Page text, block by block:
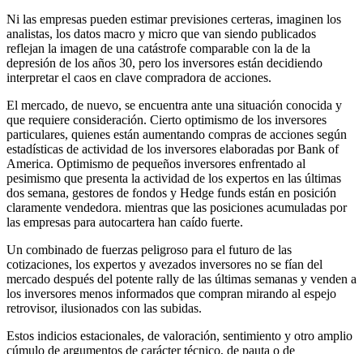
Ni las empresas pueden estimar previsiones certeras, imaginen los
analistas, los datos macro y micro que van siendo publicados
reflejan la imagen de una catástrofe comparable con la de la
depresión de los años 30, pero los inversores están decidiendo
interpretar el caos en clave compradora de acciones.
El mercado, de nuevo, se encuentra ante una situación conocida y
que requiere consideración. Cierto optimismo de los inversores
particulares, quienes están aumentando compras de acciones según
estadísticas de actividad de los inversores elaboradas por Bank of
America. Optimismo de pequeños inversores enfrentado al
pesimismo que presenta la actividad de los expertos en las últimas
dos semana, gestores de fondos y Hedge funds están en posición
claramente vendedora. mientras que las posiciones acumuladas por
las empresas para autocartera han caído fuerte.
Un combinado de fuerzas peligroso para el futuro de las
cotizaciones, los expertos y avezados inversores no se fían del
mercado después del potente rally de las últimas semanas y venden a
los inversores menos informados que compran mirando al espejo
retrovisor, ilusionados con las subidas.
Estos indicios estacionales, de valoración, sentimiento y otro amplio
cúmulo de argumentos de carácter técnico, de pauta o de